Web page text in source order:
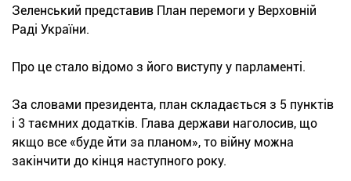
Зеленський представив План перемоги у Верховній
Раді України.
Про це стало відомо з його виступу у парламенті.
За словами президента, план складається з 5 пунктів
і 3 таємних додатків. Глава держави наголосив, що
якщо все «буде йти за планом», то війну можна
закінчити до кінця наступного року.